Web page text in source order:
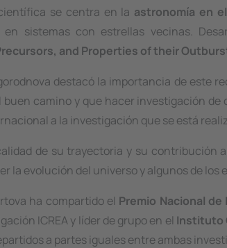
se centra en la astronomía en
sistemas con estrellas vecinas.
and Properties of their
destacó la importancia de este
buen camino y que hacer investigación de
a la investigación que se está
de su trayectoria y su contribución
la evolución del universo y algunos de
ha compartido el Premio Nacional
ICREA y líder de grupo en el Instituto
a partes iguales entre ambas